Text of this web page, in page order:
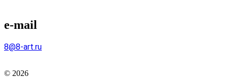
e-mail
8@8-art.ru
© 2026